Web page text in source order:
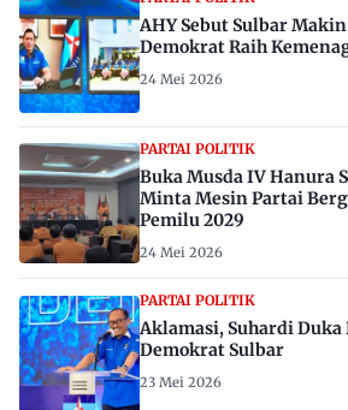
AHY Sebut Sulbar
Demokrat Raih
24 Mei 2026
PARTAI POLITIK
Buka Musda IV Hanura
Minta Mesin Partai
Pemilu 2029
24 Mei 2026
PARTAI POLITIK
Aklamasi, Suhardi
Demokrat Sulbar
23 Mei 2026